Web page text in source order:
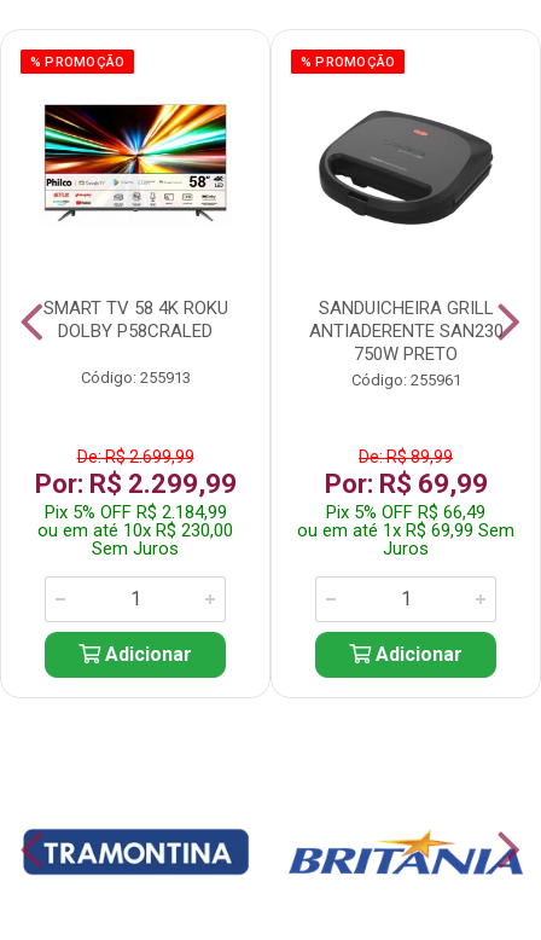
% PROMOÇÃO
SMART TV 58 4K ROKU
DOLBY P58CRALED
Código: 255913
De: R$ 2.699,99
Por: R$ 2.299,99
Pix 5% OFF R$ 2.184,99
ou em até 10x R$ 230,00
Sem Juros
Adicionar
% PROMOÇÃO
SANDUICHEIRA GRILL
ANTIADERENTE SAN230
750W PRETO
Código: 255961
De: R$ 89,99
Por: R$ 69,99
Pix 5% OFF R$ 66,49
ou em até 1x R$ 69,99 Sem
Juros
Adicionar